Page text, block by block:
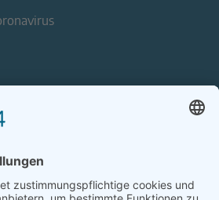
Mitgliederjournal
Handels